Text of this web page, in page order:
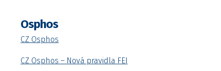
Osphos
CZ Osphos
CZ Osphos – Nová pravidla FEI